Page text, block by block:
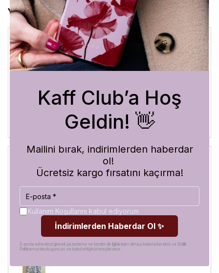
Yorumlar
Crystal Sage
3 Ağustos 2026
Blue Abyss
Hilal A.
Satın Alınmış
Görür görmez çok beğendim. Hem desen olarak çok şık
hem de koruma olarak çok güvenilir. Ayrıca hızlı kargolama
için teşekkürler
Kaff Club’a Hoş
Geldin! 👋
Mailini bırak, indirimlerden haberdar
ol!
Ücretsiz kargo fırsatını kaçırma!
Kullanım Koşullarını kabul ediyorum
İndirimlerden Haberdar Ol ✨
E-posta adresinizi girerek pazarlama ve tanıtım ile ilgili iletişim almayı kabul edersiniz ve Gizlilik
Politikamızı okuduğunuzu ve kabul ettiğinizi onaylarsınız.